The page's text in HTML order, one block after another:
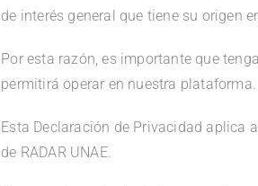
de interés general que tiene su origen
Por esta razón, es importante que
permitirá operar en nuestra plataforma.
Esta Declaración de Privacidad aplica
de RADAR UNAE.